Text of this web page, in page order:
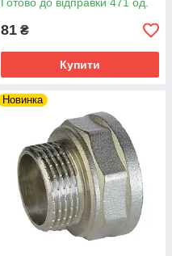
81 ₴
Купити
Новинка